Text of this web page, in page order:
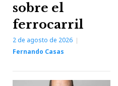
sobre el
ferrocarril
2 de agosto de 2026
Fernando Casas